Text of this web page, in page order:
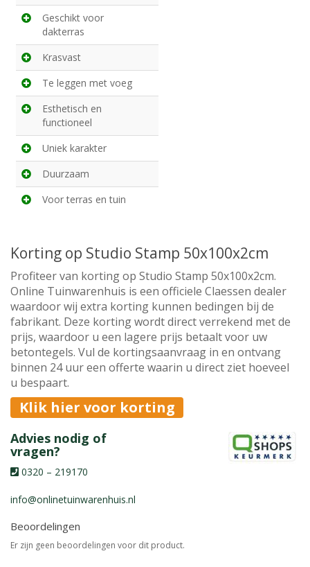
Geschikt voor
dakterras
Krasvast
Te leggen met voeg
Esthetisch en
functioneel
Uniek karakter
Duurzaam
Voor terras en tuin
Korting op Studio Stamp 50x100x2cm
Profiteer van korting op Studio Stamp 50x100x2cm.
Online Tuinwarenhuis is een officiele Claessen dealer
waardoor wij extra korting kunnen bedingen bij de
fabrikant. Deze korting wordt direct verrekend met de
prijs, waardoor u een lagere prijs betaalt voor uw
betontegels. Vul de kortingsaanvraag in en ontvang
binnen 24 uur een offerte waarin u direct ziet hoeveel
u bespaart.
Klik hier voor korting
Advies nodig of
vragen?
0320 – 219170
info@onlinetuinwarenhuis.nl
Beoordelingen
Er zijn geen beoordelingen voor dit product.